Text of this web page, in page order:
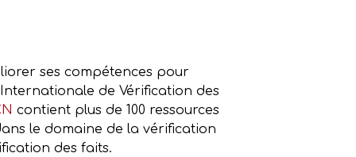
ses compétences pour
de Vérification des
contient plus de 100 ressources
le domaine de la vérification
des faits.